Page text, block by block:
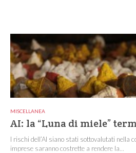
MISCELLANEA
AI: la “Luna di miele”
I rischi dell’AI siano stati sottovalutati nella
imprese saranno costrette a rendere la...